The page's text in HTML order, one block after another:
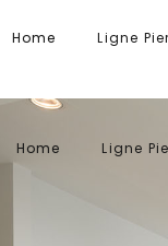
Home Ligne
Home Ligne